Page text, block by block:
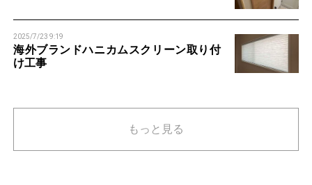
2025/7/23 9:19
海外ブランドハニカムスクリーン取り付
け工事
もっと見る